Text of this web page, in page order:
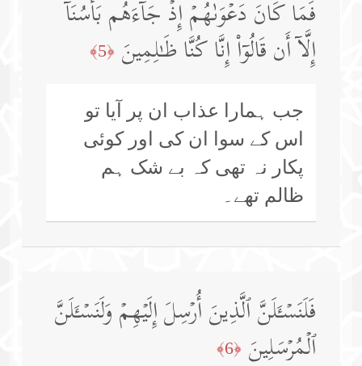
فَمَا كَانَ دَعۡوَىٰهُمۡ إِذۡ جَاۤءَهُم بَأۡسُنَاۤ
إِلَّاۤ أَن قَالُوۤا۟ إِنَّا كُنَّا ظَـٰلِمِینَ ﴿5﴾
جب ہمارا عذاب ان پر آیا تو
اس کے سوا ان کی اور کوئی
پکار نہ تھی کہ بے شک ہم
ظالم تھے۔
فَلَنَسۡـَٔلَنَّ ٱلَّذِینَ أُرۡسِلَ إِلَیۡهِمۡ وَلَنَسۡـَٔلَنَّ
ٱلۡمُرۡسَلِینَ ﴿6﴾